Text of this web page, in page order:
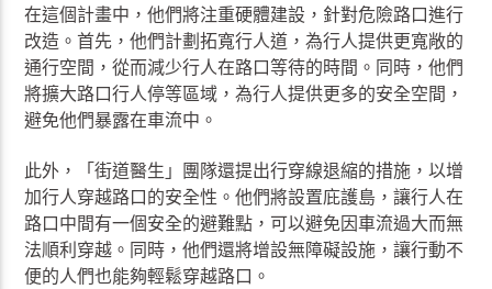
在這個計畫中，他們將注重硬體建設，針對危險路口進行
改造。首先，他們計劃拓寬行人道，為行人提供更寬敞的
通行空間，從而減少行人在路口等待的時間。同時，他們
將擴大路口行人停等區域，為行人提供更多的安全空間，
避免他們暴露在車流中。
此外，「街道醫生」團隊還提出行穿線退縮的措施，以增
加行人穿越路口的安全性。他們將設置庇護島，讓行人在
路口中間有一個安全的避難點，可以避免因車流過大而無
法順利穿越。同時，他們還將增設無障礙設施，讓行動不
便的人們也能夠輕鬆穿越路口。